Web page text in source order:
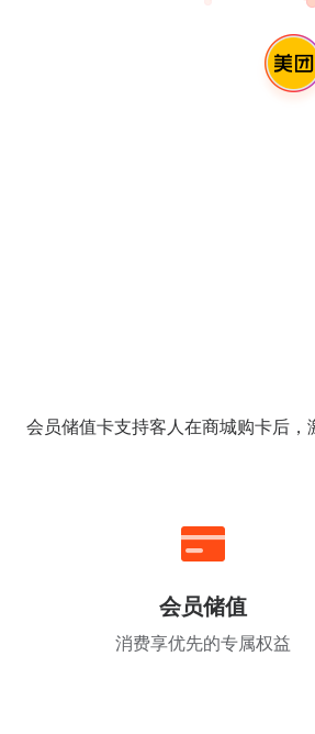
会员储值卡支持客人在商城购卡后
会员储值
消费享优先的专属权益